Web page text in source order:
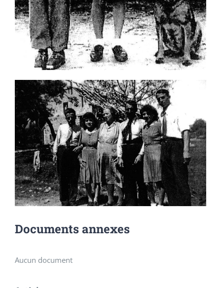
Documents annexes
Aucun document